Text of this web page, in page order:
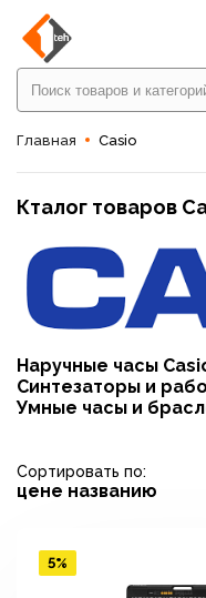
Главная Casio
Кталог товаров
Наручные часы
Синтезаторы и
Умные часы и
Сортировать по:
цене названию
5%